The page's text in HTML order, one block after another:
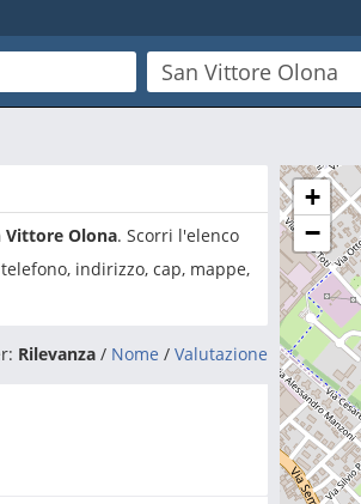
Vittore Olona. Scorri l'elenco
indirizzo, cap, mappe,
Rilevanza / Nome / Valutazione
+
−